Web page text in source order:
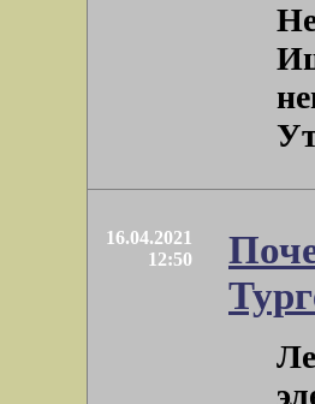
16.04.2021
12:50